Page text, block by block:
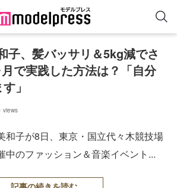
子、髪バッサリ＆5kg減でさ
で実践した方法は？「自分
」
views
和子が8日、東京・国立代々木競技場
中のファッション＆音楽イベント...